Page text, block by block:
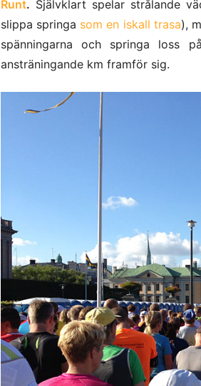
Runt. Självklart spelar strålande
slippa springa som en iskall trasa),
spänningarna och springa loss
ansträningande km framför sig.